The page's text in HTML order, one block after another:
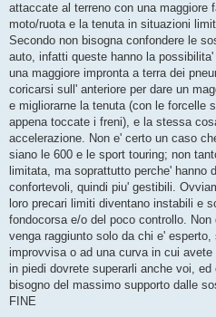
attaccate al terreno con una maggiore
moto/ruota e la tenuta in situazioni
Secondo non bisogna confondere le
auto, infatti queste hanno la
una maggiore impronta a terra dei
coricarsi sull' anteriore per dare un
e migliorarne la tenuta (con le forcelle
appena toccate i freni), e la stessa
accelerazione. Non e' certo un caso
siano le 600 e le sport touring; non
limitata, ma soprattutto perche' hanno
confortevoli, quindi piu' gestibili.
loro precari limiti diventano instabili e
fondocorsa e/o del poco controllo.
venga raggiunto solo da chi e'
improvvisa o ad una curva in cui
in piedi dovrete superarli anche voi,
bisogno del massimo supporto dalle
FINE